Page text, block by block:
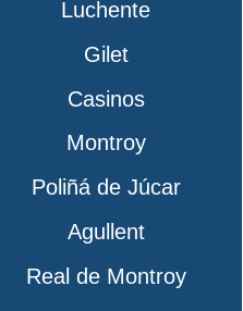
Luchente
Gilet
Casinos
Montroy
Poliñá de Júcar
Agullent
Real de Montroy